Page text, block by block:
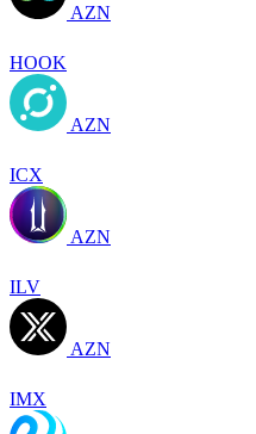
AZN
HOOK
AZN
ICX
AZN
ILV
AZN
IMX